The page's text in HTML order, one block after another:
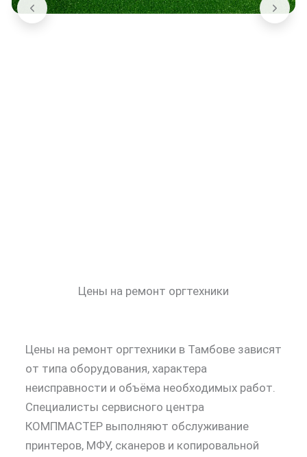
Цены на ремонт оргтехники
Цены на ремонт оргтехники в Тамбове зависят
от типа оборудования, характера
неисправности и объёма необходимых работ.
Специалисты сервисного центра
КОМПМАСТЕР выполняют обслуживание
принтеров, МФУ, сканеров и копировальной